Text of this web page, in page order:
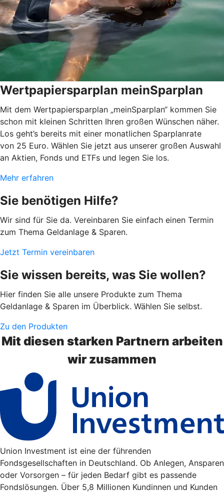
Wertpapiersparplan meinSparplan
Mit dem Wertpapiersparplan „meinSparplan“ kommen Sie
schon mit kleinen Schritten Ihren großen Wünschen näher.
Los geht’s bereits mit einer monatlichen Sparplanrate
von 25 Euro. Wählen Sie jetzt aus unserer großen Auswahl
an Aktien, Fonds und ETFs und legen Sie los.
Mehr erfahren
Sie benötigen Hilfe?
Wir sind für Sie da. Vereinbaren Sie einfach einen Termin
zum Thema Geldanlage & Sparen.
Jetzt Termin vereinbaren
Sie wissen bereits, was Sie wollen?
Hier finden Sie alle unsere Produkte zum Thema
Geldanlage & Sparen im Überblick. Wählen Sie selbst.
Zu den Produkten
Mit diesen starken Partnern arbeiten
wir zusammen
Union Investment ist eine der führenden
Fondsgesellschaften in Deutschland. Ob Anlegen, Ansparen
oder Vorsorgen – für jeden Bedarf gibt es passende
Fondslösungen. Über 5,8 Millionen Kundinnen und Kunden